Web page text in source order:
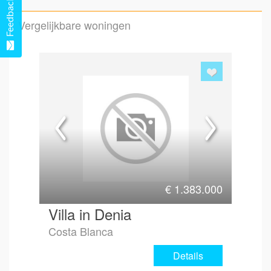
Vergelijkbare woningen
€ 1.383.000
Villa in Denia
Costa Blanca
Details
Feedback